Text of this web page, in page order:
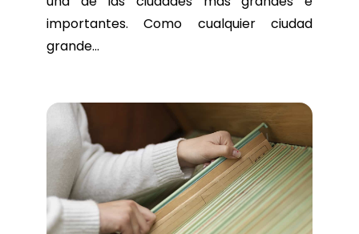
importantes. Como cualquier ciudad
grande...